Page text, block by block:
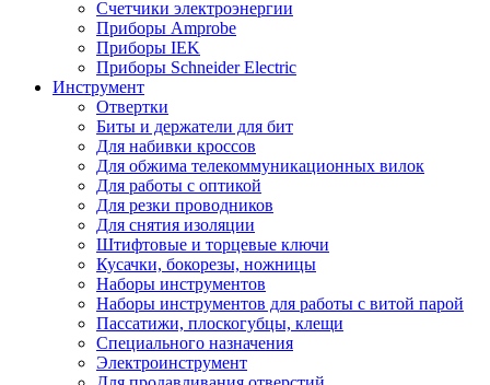
Счетчики электроэнергии
Приборы Amprobe
Приборы IEK
Приборы Schneider Electric
Инструмент
Отвертки
Биты и держатели для бит
Для набивки кроссов
Для обжима телекоммуникационных вилок
Для работы с оптикой
Для резки проводников
Для снятия изоляции
Штифтовые и торцевые ключи
Кусачки, бокорезы, ножницы
Наборы инструментов
Наборы инструментов для работы с витой парой
Пассатижи, плоскогубцы, клещи
Специального назначения
Электроинструмент